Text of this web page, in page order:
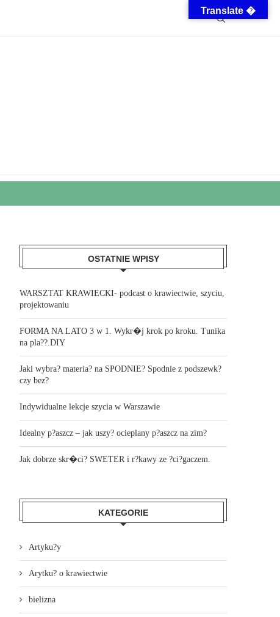
OSTATNIE WPISY
WARSZTAT KRAWIECKI- podcast o krawiectwie, szyciu,
projektowaniu
FORMA NA LATO 3 w 1. Wykr�j krok po kroku. Tunika
na pla??.DIY
Jaki wybra? materia? na SPODNIE? Spodnie z podszewk?
czy bez?
Indywidualne lekcje szycia w Warszawie
Idealny p?aszcz – jak uszy? ocieplany p?aszcz na zim?
Jak dobrze skr�ci? SWETER i r?kawy ze ?ci?gaczem.
KATEGORIE
Artyku?y
Arytku? o krawiectwie
bielizna
Translate �